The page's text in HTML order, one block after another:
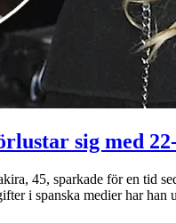
sig med
45, sparkade för en tid
i spanska medier har